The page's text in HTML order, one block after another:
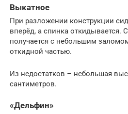
Выкатное
При разложении конструкции
вперёд, а спинка откидывается.
получается с небольшим
откидной частью.
Из недостатков – небольшая
сантиметров.
«Дельфин»